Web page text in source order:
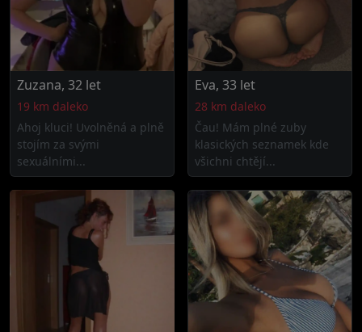
Zuzana, 32 let
19 km daleko
Ahoj kluci! Uvolněná a plně
stojím za svými
sexuálními...
Eva, 33 let
28 km daleko
Čau! Mám plné zuby
klasických seznamek kde
všichni chtějí...